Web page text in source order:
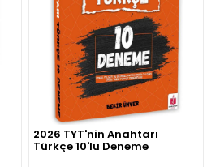
2026 TYT'nin Anahtarı
Türkçe 10'lu Deneme